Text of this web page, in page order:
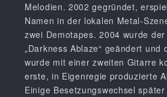
Melodien. 2002 gegründet,
Namen in der lokalen Metal-
zwei Demotapes. 2004 wurde
„Darkness Ablaze“ geändert und
wurde mit einer zweiten Gitarre
erste, in Eigenregie produzierte
Einige Besetzungswechsel